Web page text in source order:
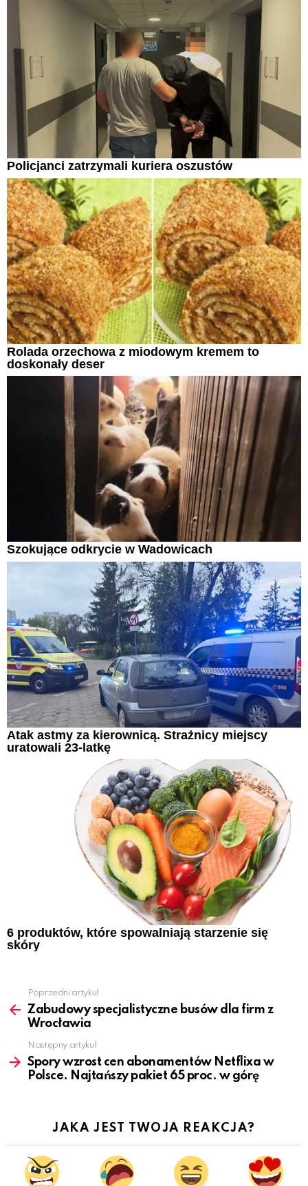
Policjanci zatrzymali kuriera oszustów
Rolada orzechowa z miodowym kremem to
doskonały deser
Szokujące odkrycie w Wadowicach
Atak astmy za kierownicą. Strażnicy miejscy
uratowali 23-latkę
6 produktów, które spowalniają starzenie się
skóry
more
Poprzedni artykuł
Zabudowy specjalistyczne busów dla firm z
Wrocławia
Następny artykuł
Spory wzrost cen abonamentów Netflixa w
Polsce. Najtańszy pakiet 65 proc. w górę
JAKA JEST TWOJA REAKCJA?